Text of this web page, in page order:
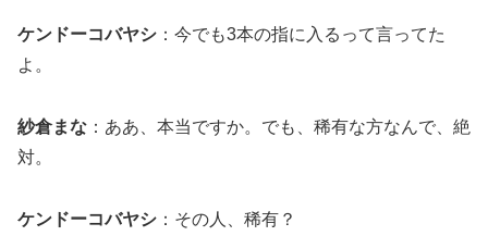
ケンドーコバヤシ ：今でも3本の指に入るって言ってた
よ。
紗倉まな ：ああ、本当ですか。でも、稀有な方なんで、絶
対。
ケンドーコバヤシ ：その人、稀有？